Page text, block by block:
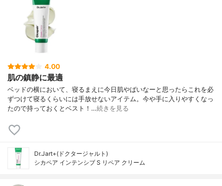
4.00
肌の鎮静に最適
ベッドの横において、寝るまえに今日肌やばいなーと思ったらこれを必
ずつけて寝るくらいには手放せないアイテム。今や手に入りやすくなっ
たので持っておくとベスト！…続きを見る
Dr.Jart+(ドクタージャルト)
シカペア インテンシブ S リペア クリーム